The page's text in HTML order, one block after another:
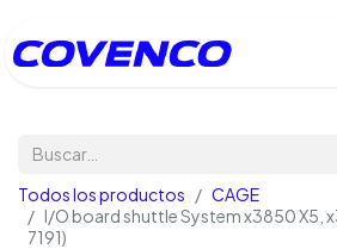
Todos los productos
CAGE
I/O board shuttle System x3850 X5,
7191)